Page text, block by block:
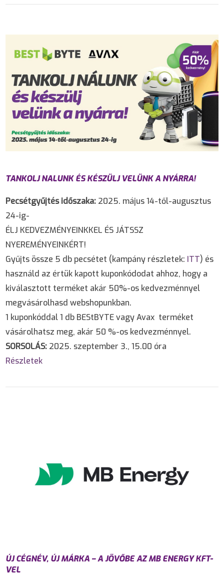
TANKOLJ NALUNK ÉS KÉSZÜLJ VELÜNK A NYÁRRA!
Pecsétgyűjtés időszaka: 2025. május 14-től-augusztus
24-ig-
ÉLJ KEDVEZMÉNYEINKKEL ÉS JÁTSSZ
NYEREMÉNYEINKÉRT!
Gyűjts össze 5 db pecsétet (kampány részletek: ITT) és
használd az értük kapott kuponkódodat ahhoz, hogy a
kiválasztott terméket akár 50%-os kedvezménnyel
megvásárolhasd webshopunkban.
1 kuponkóddal 1 db BEStBYTE vagy Avax terméket
vásárolhatsz meg, akár 50 %-os kedvezménnyel.
SORSOLÁS: 2025. szeptember 3., 15.00 óra
Részletek
ÚJ CÉGNÉV, ÚJ MÁRKA – A JÖVŐBE AZ MB ENERGY KFT-
VEL